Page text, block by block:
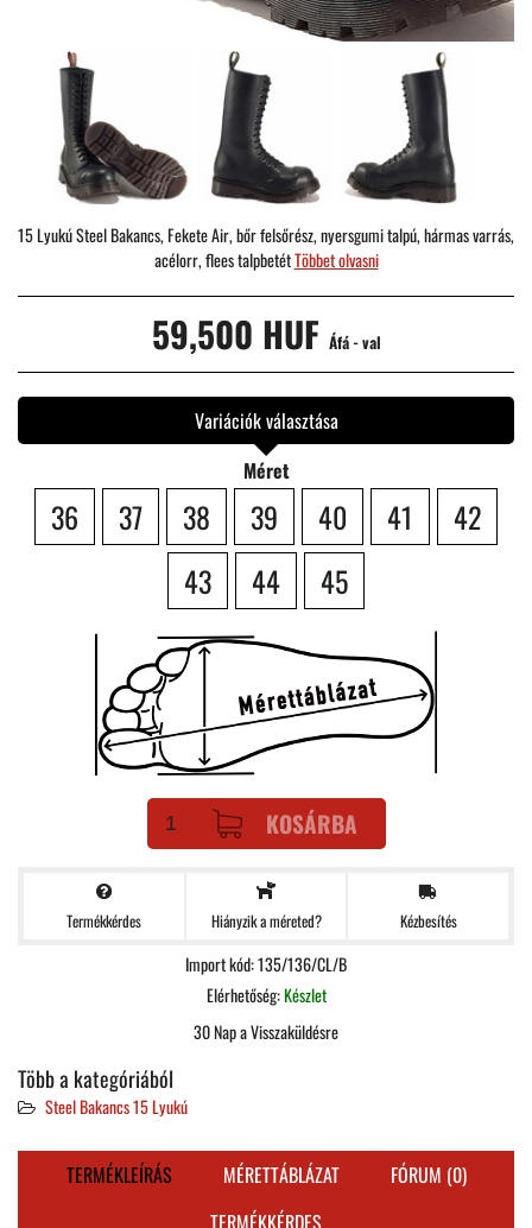
15 Lyukú Steel Bakancs, Fekete Air, bőr felsőrész, nyersgumi talpú, hármas varrás,
acélorr, flees talpbetétTöbbet olvasni
59,500 HUF Áfá - val
Variációk választása
Méret
36 37 38 39 40 41
42
43
44 45
KOSÁRBA
Termékkérdes Hiányzik a méreted? Kézbesítés
Import kód: 135/136/CL/B
Elérhetőség:Készlet
30 Nap a Visszaküldésre
Több a kategóriából
Steel Bakancs 15 Lyukú
TERMÉKLEÍRÁS MÉRETTÁBLÁZAT
FÓRUM (0)
TERMÉKKÉRDES